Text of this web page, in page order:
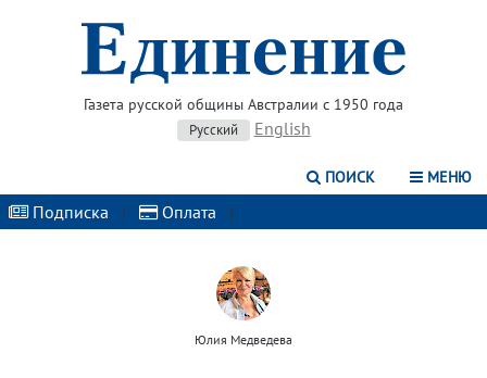
Газета русской общины Австралии с 1950 года
Русский English
ПОИСК МЕНЮ
Подписка | Оплата |
Юлия Медведева